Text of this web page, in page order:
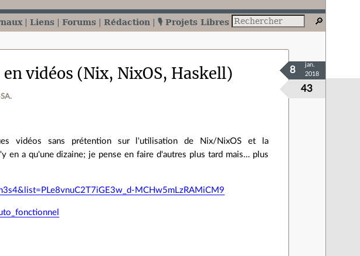
Liens Forums Rédaction 🎙️ Projets Libres
vidéos (Nix, NixOS, Haskell)
43
8
jan.
2018
vidéos sans prétention sur l'utilisation de Nix/NixOS et la
en a qu'une dizaine; je pense en faire d'autres plus tard mais… plus
MCHw5mLzRAMiCM9